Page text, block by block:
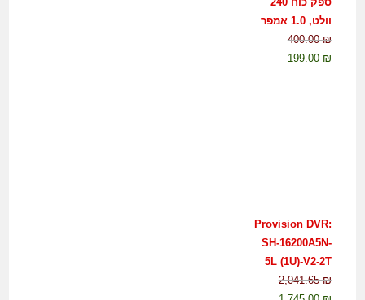
וולט, 1.0 אמפר
400.00₪
199.00 ₪
Provision DVR:
SH-16200A5N-
5L (1U)-V2-2T
2,041.65₪